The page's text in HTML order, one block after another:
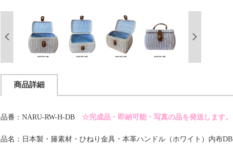
商品詳細
品番：NARU-RW-H-DB ☆完成品・即納可能・写真の品を発送します。
品名：日本製・籐素材・ひねり金具・本革ハンドル（ホワイト）内布DB